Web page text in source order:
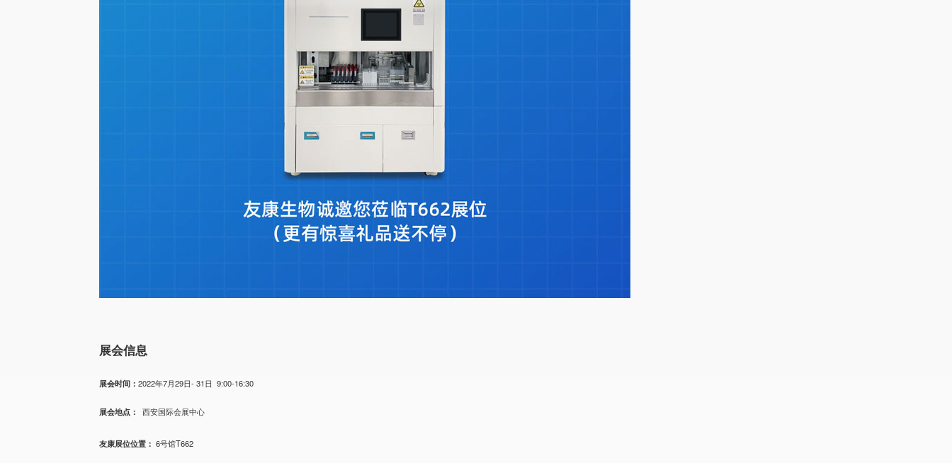
展会信息
展会时间：2022年7月29日- 31日 9:00-16:30
展会地点： 西安国际会展中心
友康展位位置： 6号馆T662